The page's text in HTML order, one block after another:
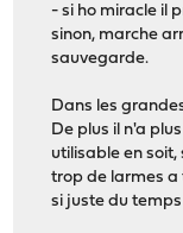
- si ho miracle il
sinon, marche
sauvegarde.
Dans les
De plus il n'a
utilisable en soit,
trop de larmes a
si juste du